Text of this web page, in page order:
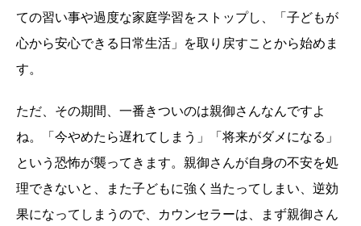
ての習い事や過度な家庭学習をストップし、「子どもが
心から安心できる日常生活」を取り戻すことから始めま
す。
ただ、その期間、一番きついのは親御さんなんですよ
ね。「今やめたら遅れてしまう」「将来がダメになる」
という恐怖が襲ってきます。親御さんが自身の不安を処
理できないと、また子どもに強く当たってしまい、逆効
果になってしまうので、カウンセラーは、まず親御さん